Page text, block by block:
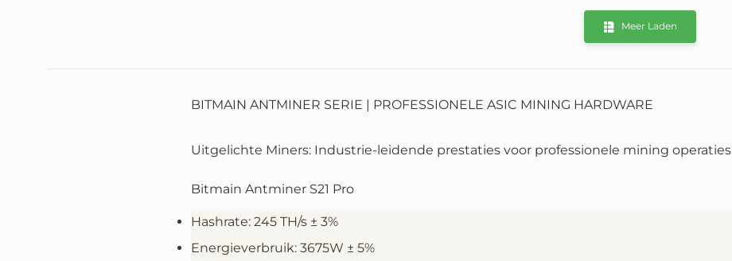
Meer Laden
BITMAIN ANTMINER SERIE | PROFESSIONELE ASIC MINING HARDWARE
Uitgelichte Miners: Industrie-leidende prestaties voor professionele mining operaties
Bitmain Antminer S21 Pro
Hashrate: 245 TH/s ± 3%
Energieverbruik: 3675W ± 5%